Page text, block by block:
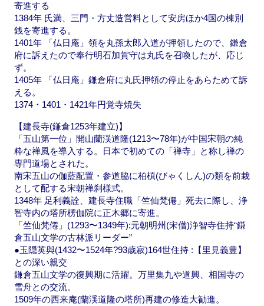
寄進する
1384年 氏満、三門・方丈造営料として安房ほか4国の棟別
銭を寄進する。
1401年 「仏日庵」領を丸孫太郎入道が押領したので、鎌倉
府に訴えたので奉行明石加賀守は丸氏を召喚したが、応じ
ず。
1405年 「仏日庵」鎌倉府に丸氏押領の停止をあらためて訴
える。
1374・1401・1421年円覚寺焼失
【建長寺(鎌倉1253年建立)】
「五山第一位」開山蘭渓道隆(1213〜78年)が中国宋朝の純
粋な禅風を導入する。日本で初めての「禅寺」と称し禅の
専門道場とされた。
南宋五山の伽藍配置・参道脇に柏槙(びゃくしん)の類を前栽
として配する宋朝禅刹様式。
1348年 足利義詮、建長寺住職「竺仙梵僊」死去に際し、浄
智寺内の塔所楞伽院に正木郷に寄進。
「竺仙梵僊」(1293〜1349年):元朝明州(宋僧)浄智寺住持“鎌
倉五山文学の古林派リーダー”
●玉隠英與(1432〜1524年?93歳寂)164世住持 :【里見義豊】
との深い親交
鎌倉五山文学の復興期に活躍。万里集九や道興、相国寺の
雪舟との交流。
1509年の西来庵(蘭渓道隆の塔所)再建の修造大勧進。